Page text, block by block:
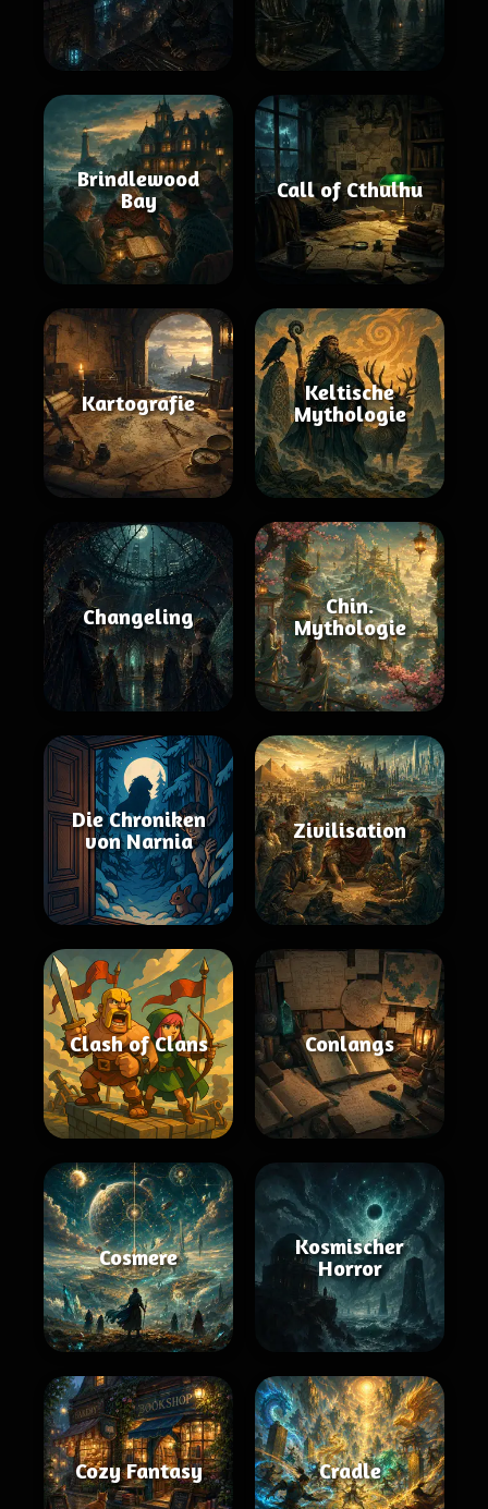
Brindlewood
Bay
Call of Cthulhu
Kartografie
Keltische
Mythologie
Changeling
Chin.
Mythologie
Die Chroniken
von Narnia
Zivilisation
Clash of Clans Conlangs
Cosmere
Kosmischer
Horror
Cozy Fantasy Cradle